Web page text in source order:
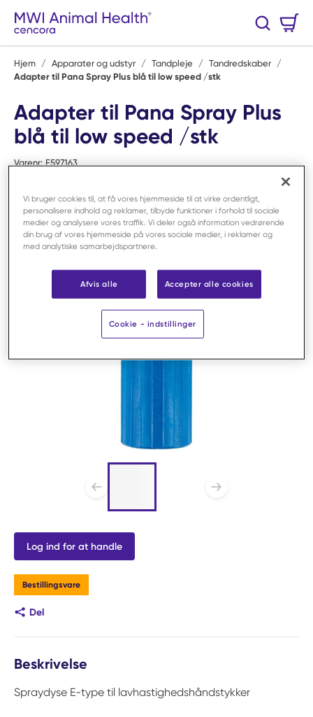
Spring til hovedindhold
Søg
Hjem / Apparater og udstyr / Tandpleje / Tandredskaber /
Adapter til Pana Spray Plus blå til low speed /stk
Adapter til Pana Spray Plus
blå til low speed /stk
Varenr: F597163
Forrige slide
Log ind for at handle
Bestillingsvare
Del
Beskrivelse
Spraydyse E-type til lavhastighedshåndstykker
Vi bruger cookies til, at få vores hjemmeside til at virke ordentligt,
personalisere indhold og reklamer, tilbyde funktioner i forhold til sociale
medier og analysere vores traffik. Vi deler også information vedrørende
din brug af vores hjemmeside på vores sociale medier, i reklamer og
med analytiske samarbejdspartnere.
Afvis alle Accepter alle cookies
Cookie - indstillinger